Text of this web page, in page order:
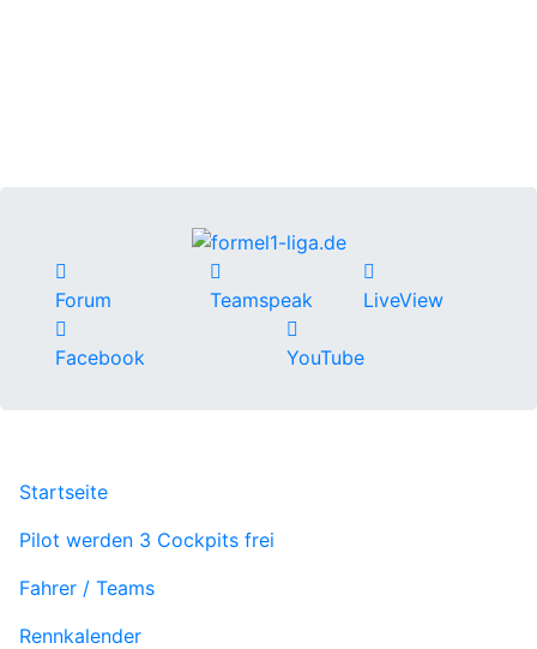
Forum Teamspeak LiveView
Facebook YouTube
Startseite
Pilot werden 3 Cockpits frei
Fahrer / Teams
Rennkalender